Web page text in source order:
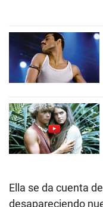
Ella se da cuenta
desapareciendo